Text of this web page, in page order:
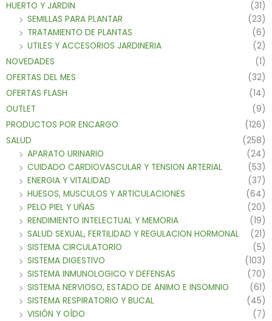
HUERTO Y JARDIN
(31)
SEMILLAS PARA PLANTAR
(23)
TRATAMIENTO DE PLANTAS
(6)
UTILES Y ACCESORIOS JARDINERIA
(2)
NOVEDADES
(1)
OFERTAS DEL MES
(32)
OFERTAS FLASH
(14)
OUTLET
(9)
PRODUCTOS POR ENCARGO
(126)
SALUD
(258)
APARATO URINARIO
(24)
CUIDADO CARDIOVASCULAR Y TENSION ARTERIAL
(53)
ENERGIA Y VITALIDAD
(37)
HUESOS, MUSCULOS Y ARTICULACIONES
(64)
PELO PIEL Y UÑAS
(20)
RENDIMIENTO INTELECTUAL Y MEMORIA
(19)
SALUD SEXUAL, FERTILIDAD Y REGULACION HORMONAL
(21)
SISTEMA CIRCULATORIO
(5)
SISTEMA DIGESTIVO
(103)
SISTEMA INMUNOLOGICO Y DEFENSAS
(70)
SISTEMA NERVIOSO, ESTADO DE ANIMO E INSOMNIO
(61)
SISTEMA RESPIRATORIO Y BUCAL
(45)
VISIÓN Y OÍDO
(7)